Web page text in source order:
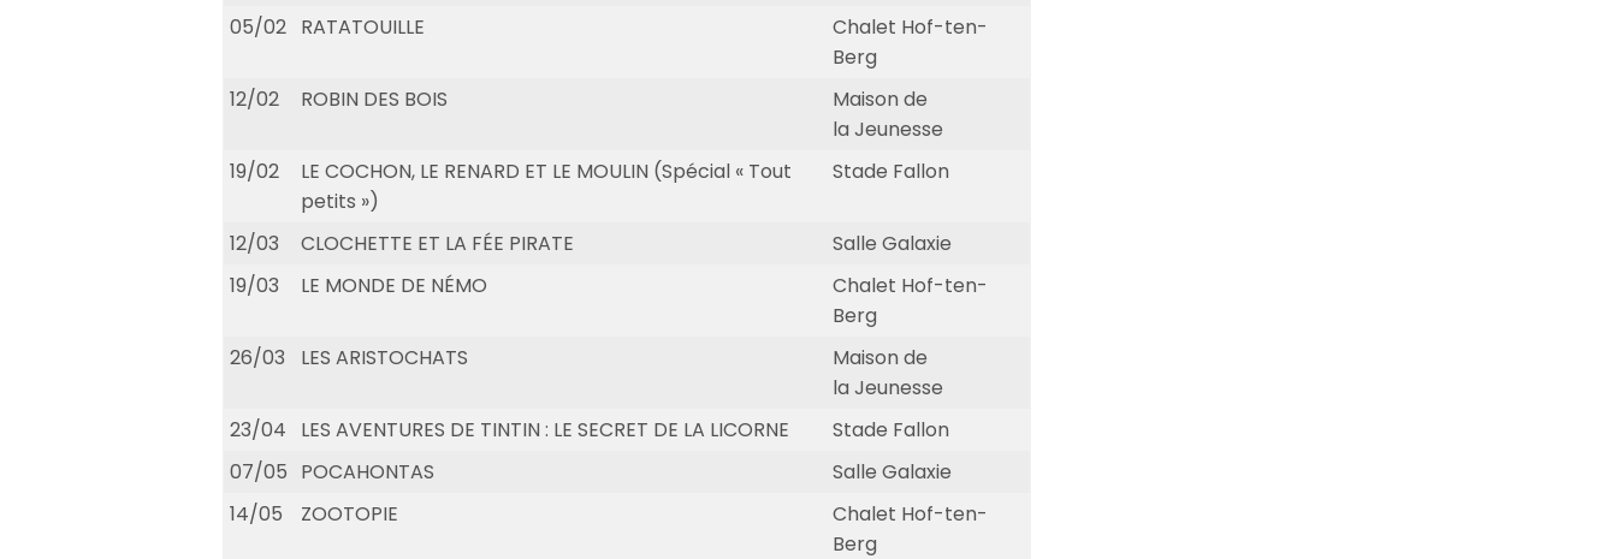
05/02 RATATOUILLE
Chalet Hof-ten-
Berg
12/02
ROBIN DES BOIS
Maison de
la Jeunesse
19/02
LE COCHON, LE RENARD ET LE MOULIN (Spécial « Tout
petits »)
Stade Fallon
12/03 CLOCHETTE ET LA FÉE PIRATE
Salle Galaxie
19/03
LE MONDE DE NÉMO
Chalet Hof-ten-
Berg
26/03
LES ARISTOCHATS
Maison de
la Jeunesse
23/04
LES AVENTURES DE TINTIN : LE SECRET DE LA LICORNE
Stade Fallon
07/05 POCAHONTAS
Salle Galaxie
14/05
ZOOTOPIE
Chalet Hof-ten-
Berg